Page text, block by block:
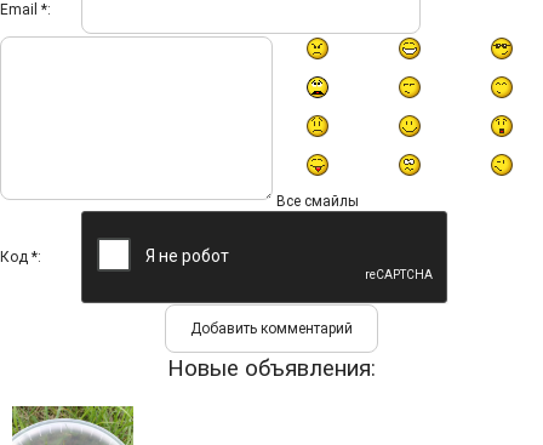
Email *:
Все смайлы
Код *:
Новые объявления: